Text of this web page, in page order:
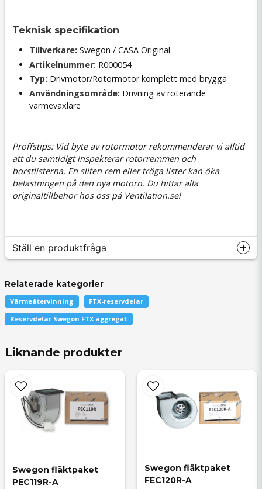
Teknisk specifikation
Tillverkare: Swegon / CASA Original
Artikelnummer: R000054
Typ: Drivmotor/Rotormotor komplett med brygga
Användningsområde: Drivning av roterande
värmeväxlare
Proffstips: Vid byte av rotormotor rekommenderar vi alltid
att du samtidigt inspekterar rotorremmen och
borstlisterna. En sliten rem eller tröga lister kan öka
belastningen på den nya motorn. Du hittar alla
originaltillbehör hos oss på Ventilation.se!
Ställ en produktfråga
question
Fråga oss något om denna produkten...
nameNamn
Relaterade kategorier
Värmeåtervinning
FTX-reservdelar
Reservdelar Swegon FTX aggregat
Liknande produkter
Swegon fläktpaket
PEC119R-A
Swegon fläktpaket
FEC120R-A